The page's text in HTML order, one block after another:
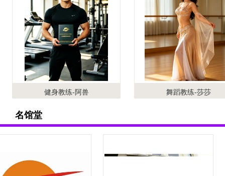
健身教练-阿兽 舞蹈教练-莎莎
名馆堂